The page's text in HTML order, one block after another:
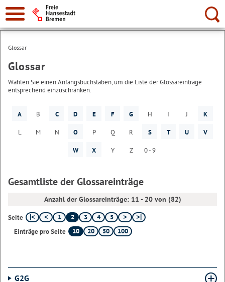
Suche:
Glossar
Glossar
Wählen Sie einen Anfangsbuchstaben, um die Liste der Glossareinträge
entsprechend einzuschränken.
A B C D E F G H I J K
L M N O P Q R S T U V
W X Y Z 0 - 9
Gesamtliste der Glossareinträge
Anzahl der Glossareinträge: 11 - 20 von (82)
Seite 1 2 3 4
5
Einträge pro Seite
10 20 50 100
G2G